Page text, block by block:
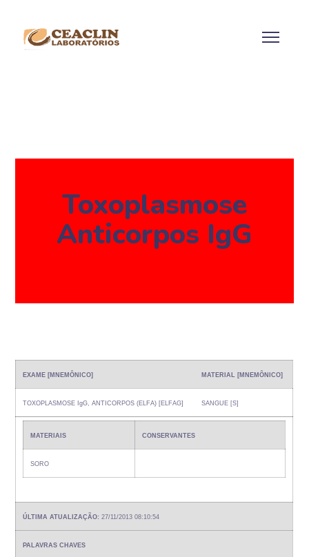
Toxoplasmose
Anticorpos IgG
EXAME [MNEMÔNICO] MATERIAL [MNEMÔNICO]
TOXOPLASMOSE IgG, ANTICORPOS (ELFA) [ELFAG] SANGUE [S]
MATERIAIS CONSERVANTES
SORO
ÚLTIMA ATUALIZAÇÃO: 27/11/2013 08:10:54
PALAVRAS CHAVES